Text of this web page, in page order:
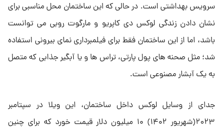
سرویس بهداشتی است. در حالی که این ساختمان محل مناسبی برای
نشان دادن زندگی لوکس دی کاپریو و مارگوت روبی می توانست
باشد، اما از این ساختمان فقط برای فیلمبرداری نمای بیرونی استفاده
شد؛ مثل صحنه های پول پارتی، تراس ها و یا آبگیر جذابی که متصل
به یک آبشار مصنوعی است.
جدای از وسایل لوکس داخل ساختمان، این ویلا در سپتامبر
۲۰۲۳(شهریور ۱۴۰۲) ۱۰ میلیون دلار قیمت خورد که برای چنین